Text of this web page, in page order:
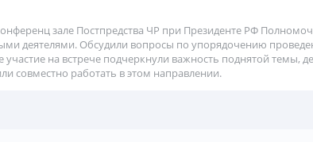
зале Постпредства ЧР при Президенте РФ
деятелями. Обсудили вопросы по упорядочению
на встрече подчеркнули важность поднятой темы,
совместно работать в этом направлении.